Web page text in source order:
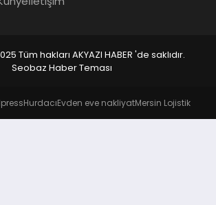
Tüm hakları AKYAZI HABER 'de saklıdır.
Seobaz Haber Teması
HurdacıEvden eve nakliyatMersin Lojistik